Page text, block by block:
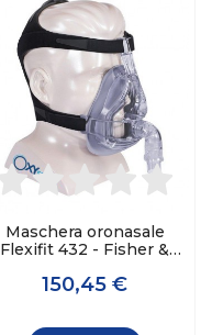
Maschera oronasale
Flexifit 432 - Fisher &
150,45 €